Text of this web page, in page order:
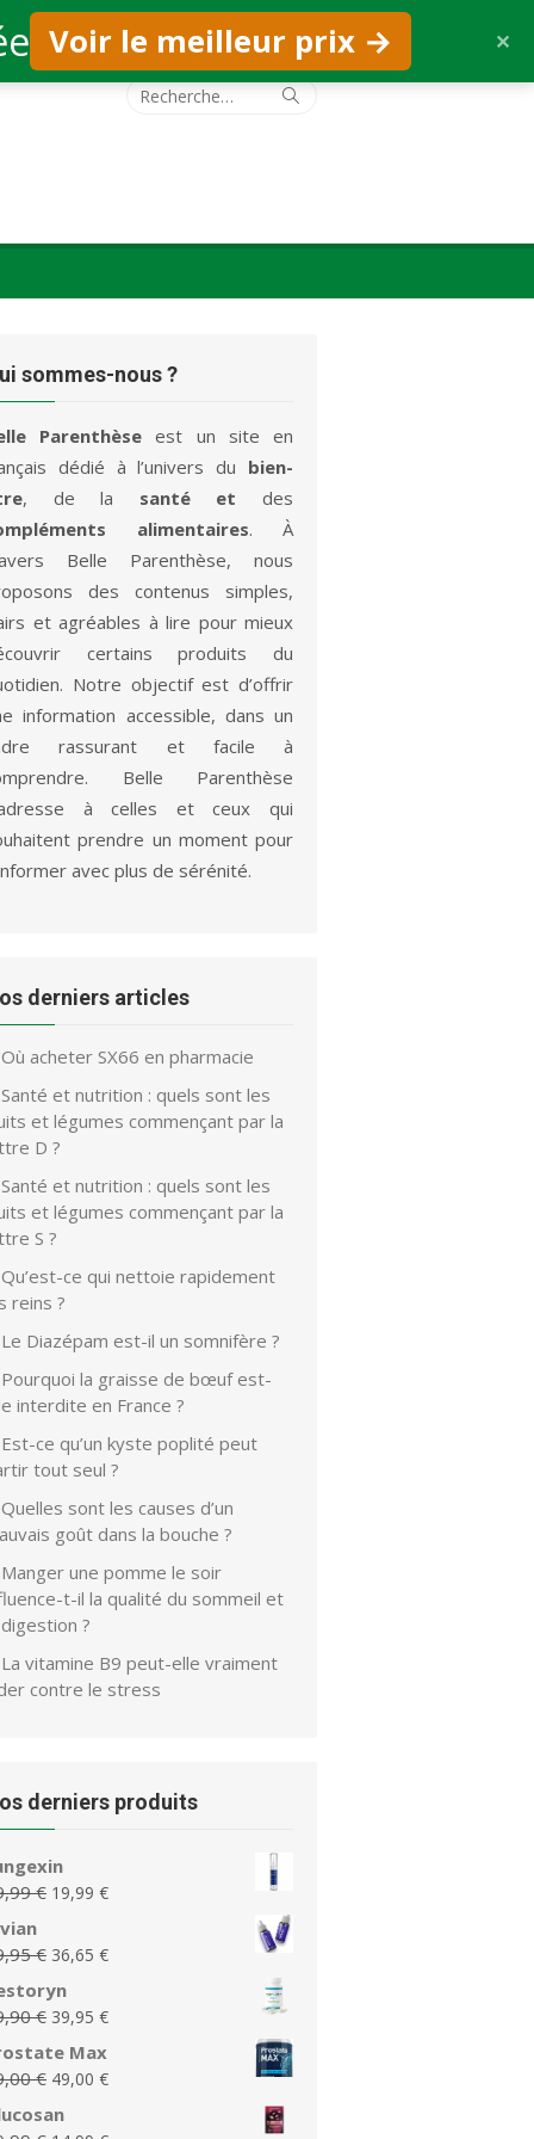
Recherche
Rechercher
sommes-nous ?
Parenthèse est un site en
dédié à l’univers du bien-
, de la santé et des
alimentaires. À
Belle Parenthèse, nous
des contenus simples,
et agréables à lire pour mieux
certains produits du
Notre objectif est d’offrir
information accessible, dans un
rassurant et facile à
Belle Parenthèse
à celles et ceux qui
prendre un moment pour
avec plus de sérénité.
derniers articles
Où acheter SX66 en pharmacie
Santé et nutrition : quels sont les
et légumes commençant par la
D ?
Santé et nutrition : quels sont les
et légumes commençant par la
S ?
Qu’est-ce qui nettoie rapidement
reins ?
Le Diazépam est-il un somnifère ?
Pourquoi la graisse de bœuf est-
interdite en France ?
Est-ce qu’un kyste poplité peut
tout seul ?
Quelles sont les causes d’un
goût dans la bouche ?
Manger une pomme le soir
t-il la qualité du sommeil et
?
La vitamine B9 peut-elle vraiment
contre le stress
derniers produits
€ Le
initial
était :
39,99 €.
19,99 €Le
actuel
€ Le
initial
était :
79,95 €.
36,65 €Le
actuel
€ Le
prix
initial
était :
79,90 €.
39,95 €Le
actuel
Max
€ Le
initial
49,00 €Le
actuel
Voir le meilleur prix → ✕